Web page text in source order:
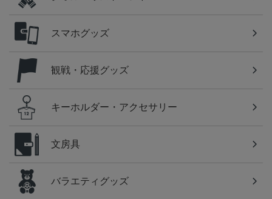
スマホグッズ
観戦・応援グッズ
キーホルダー・アクセサリー
文房具
バラエティグッズ